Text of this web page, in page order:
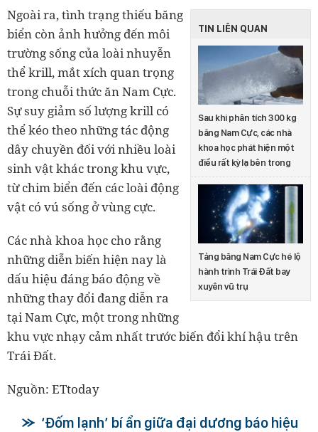
TIN LIÊN QUAN
Sau khi phân tích 300 kg
băng Nam Cực, các nhà
khoa học phát hiện một
điều rất kỳ lạ bên trong
Tảng băng Nam Cực hé lộ
hành trình Trái Đất bay
xuyên vũ trụ
Ngoài ra, tình trạng thiếu băng
biển còn ảnh hưởng đến môi
trường sống của loài nhuyễn
thể krill, mắt xích quan trọng
trong chuỗi thức ăn Nam Cực.
Sự suy giảm số lượng krill có
thể kéo theo những tác động
dây chuyền đối với nhiều loài
sinh vật khác trong khu vực,
từ chim biển đến các loài động
vật có vú sống ở vùng cực.
Các nhà khoa học cho rằng
những diễn biến hiện nay là
dấu hiệu đáng báo động về
những thay đổi đang diễn ra
tại Nam Cực, một trong những
khu vực nhạy cảm nhất trước biến đổi khí hậu trên
Trái Đất.
Nguồn: ETtoday
‘Đốm lạnh’ bí ẩn giữa đại dương báo hiệu